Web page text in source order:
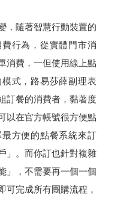
，隨著智慧行動裝置的
行為，從實體門市消
消費，一但使用線上點
式，路易莎薛副理表
訂餐的消費者，黏著度
以在官方帳號很方便點
方便的點餐系統來訂
」。而你訂也針對複雜
」，不需要再一個一個
可完成所有團購流程，